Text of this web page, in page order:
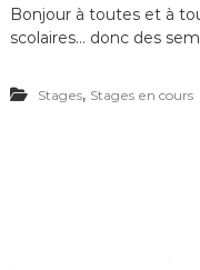
Bonjour à toutes et à
scolaires… donc des
Stages, Stages en cours